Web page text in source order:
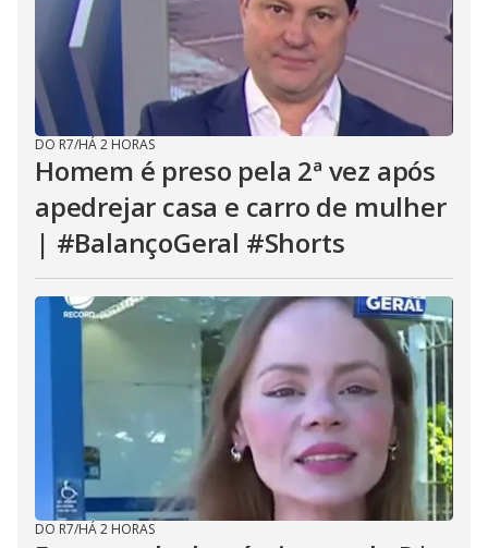
DO R7/HÁ 2 HORAS
Homem é preso pela 2ª vez após
apedrejar casa e carro de mulher
| #BalançoGeral #Shorts
DO R7/HÁ 2 HORAS